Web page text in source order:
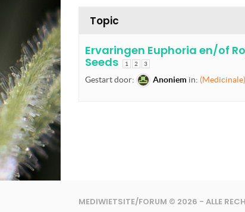
Topic
Ervaringen Euphoria en/of
Seeds
1 2 3
Gestart door: Anoniem in:
MEDIWIETSITE/FORUM © 2026 - ALLE